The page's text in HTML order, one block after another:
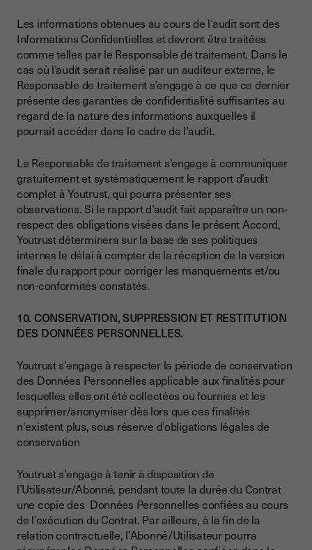
Les informations obtenues au cours de l’audit sont des
Informations Confidentielles et devront être traitées
comme telles par le Responsable de traitement. Dans le
cas où l’audit serait réalisé par un auditeur externe, le
Responsable de traitement s’engage à ce que ce dernier
présente des garanties de confidentialité suffisantes au
regard de la nature des informations auxquelles il
pourrait accéder dans le cadre de l’audit.
Le Responsable de traitement s’engage à communiquer
gratuitement et systématiquement le rapport d’audit
complet à Youtrust, qui pourra présenter ses
observations. Si le rapport d’audit fait apparaître un non-
respect des obligations visées dans le présent Accord,
Youtrust déterminera sur la base de ses politiques
internes le délai à compter de la réception de la version
finale du rapport pour corriger les manquements et/ou
non-conformités constatés.
10. CONSERVATION, SUPPRESSION ET RESTITUTION
DES DONNÉES PERSONNELLES.
Youtrust s’engage à respecter la période de conservation
des Données Personnelles applicable aux finalités pour
lesquelles elles ont été collectées ou fournies et les
supprimer/anonymiser dès lors que ces finalités
n'existent plus, sous réserve d’obligations légales de
conservation
Youtrust s’engage à tenir à disposition de
l’Utilisateur/Abonné, pendant toute la durée du Contrat
une copie des Données Personnelles confiées au cours
de l’exécution du Contrat. Par ailleurs, à la fin de la
relation contractuelle, l’Abonné/Utilisateur pourra